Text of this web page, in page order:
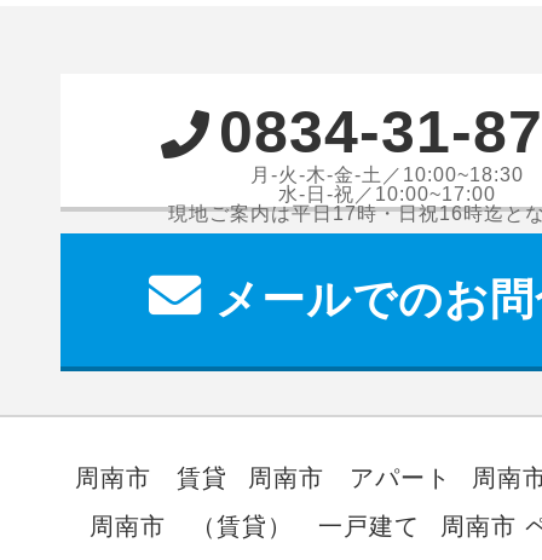
0834-31-
月-火-木-金-土／10:00~18:30
水-日-祝／10:00~17:00
現地ご案内は平日17時・日祝16時迄と
メールでのお
周南市 賃貸 周南市 アパート
周南
周南市 （賃貸） 一戸建て
周南市